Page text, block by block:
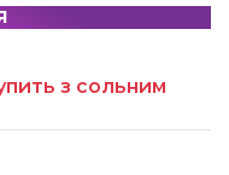
з сольним